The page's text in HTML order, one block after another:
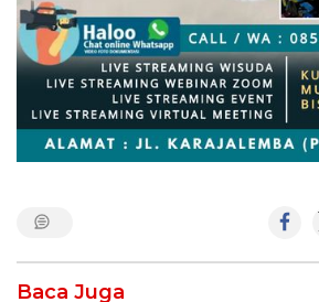
Baca Juga